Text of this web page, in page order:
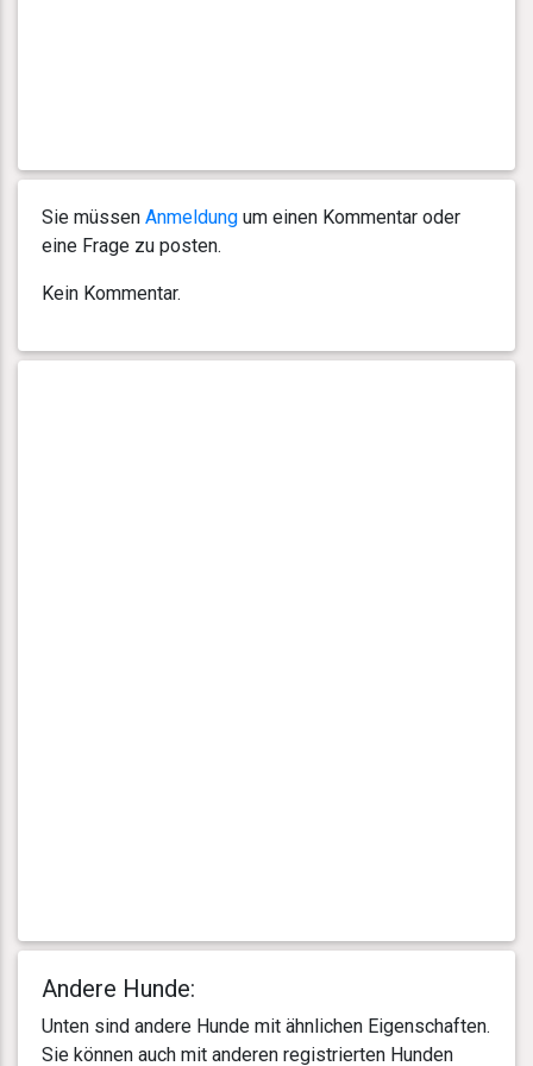
Sie müssen Anmeldung um einen Kommentar oder
eine Frage zu posten.
Kein Kommentar.
Andere Hunde:
Unten sind andere Hunde mit ähnlichen Eigenschaften.
Sie können auch mit anderen registrierten Hunden